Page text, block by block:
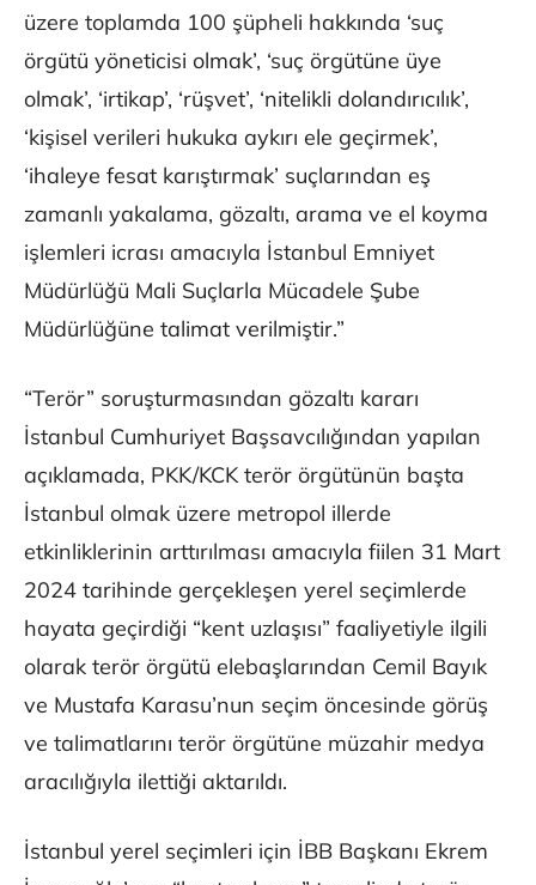
üzere toplamda 100 şüpheli hakkında ‘suç
örgütü yöneticisi olmak’, ‘suç örgütüne üye
olmak’, ‘irtikap’, ‘rüşvet’, ‘nitelikli dolandırıcılık’,
‘kişisel verileri hukuka aykırı ele geçirmek’,
‘ihaleye fesat karıştırmak’ suçlarından eş
zamanlı yakalama, gözaltı, arama ve el koyma
işlemleri icrası amacıyla İstanbul Emniyet
Müdürlüğü Mali Suçlarla Mücadele Şube
Müdürlüğüne talimat verilmiştir.”
“Terör” soruşturmasından gözaltı kararı
İstanbul Cumhuriyet Başsavcılığından yapılan
açıklamada, PKK/KCK terör örgütünün başta
İstanbul olmak üzere metropol illerde
etkinliklerinin arttırılması amacıyla fiilen 31 Mart
2024 tarihinde gerçekleşen yerel seçimlerde
hayata geçirdiği “kent uzlaşısı” faaliyetiyle ilgili
olarak terör örgütü elebaşlarından Cemil Bayık
ve Mustafa Karasu’nun seçim öncesinde görüş
ve talimatlarını terör örgütüne müzahir medya
aracılığıyla ilettiği aktarıldı.
İstanbul yerel seçimleri için İBB Başkanı Ekrem